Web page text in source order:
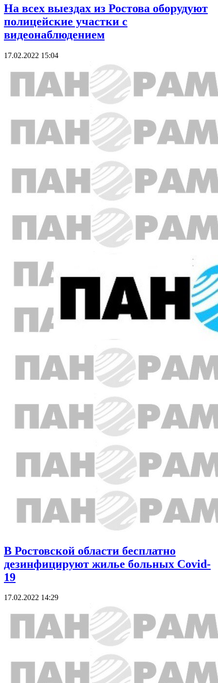
На всех выездах из Ростова оборудуют
полицейские участки с
видеонаблюдением
17.02.2022 15:04
В Ростовской области бесплатно
дезинфицируют жилье больных Covid-
19
17.02.2022 14:29